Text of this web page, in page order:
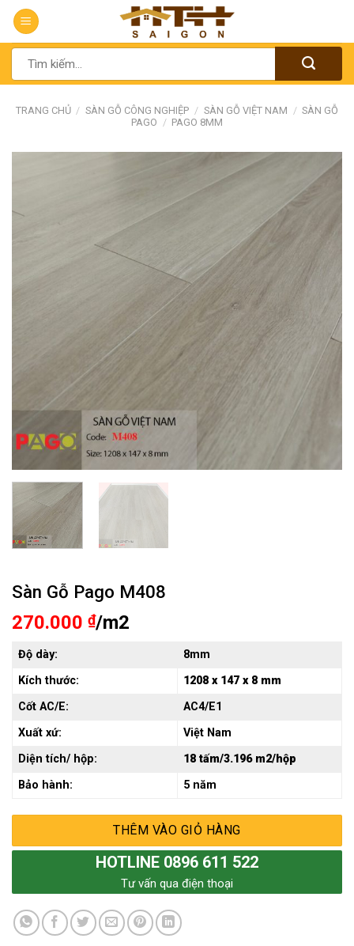
Chuyển
đến
nộiTìm
kiếm:
TRANG CHỦ / SÀN GỖ CÔNG NGHIỆP / SÀN GỖ VIỆT NAM / SÀN GỖ
PAGO / PAGO 8MM
Sàn Gỗ Pago M408
270.000 ₫/m2
Độ dày:
8mm
Kích thước:
1208 x 147 x 8 mm
Cốt AC/E:
AC4/E1
Xuất xứ:
Việt Nam
Diện tích/ hộp:
18 tấm/3.196 m2/hộp
Bảo hành:
5 năm
THÊM VÀO GIỎ HÀNG
HOTLINE 0896 611 522
Tư vấn qua điện thoại